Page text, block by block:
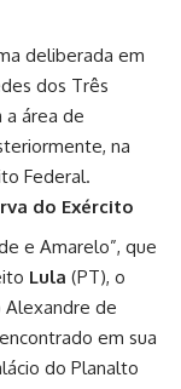
deliberada em
dos Três
a área de
na
Federal.
do Exército
e Amarelo”, que
Lula (PT), o
Alexandre de
em sua
do Planalto